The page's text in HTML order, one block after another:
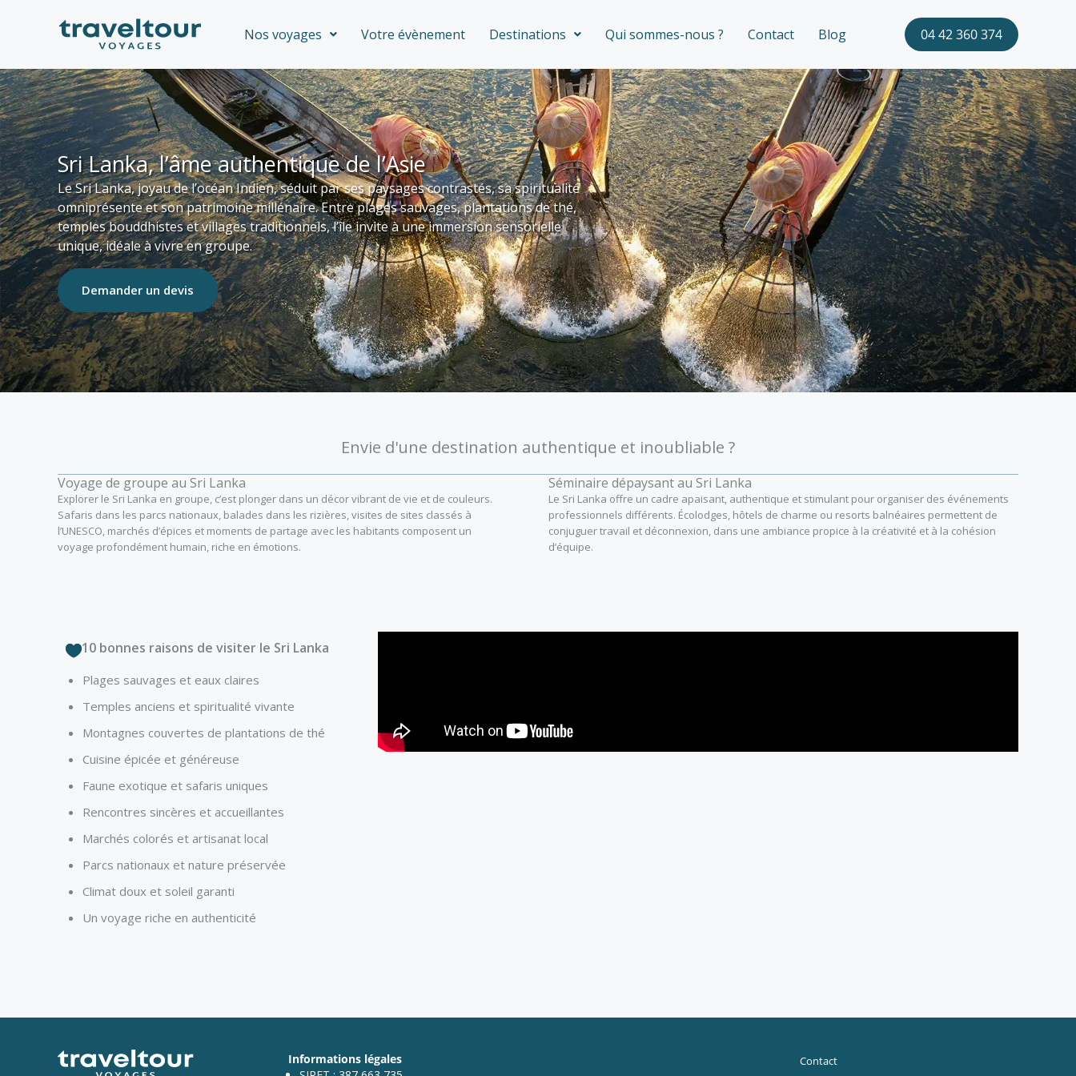
Nos voyages Votre évènement Destinations Qui sommes-nous ? Contact Blog 04 42 360 374
Sri Lanka, l’âme authentique de l’Asie
Le Sri Lanka, joyau de l’océan Indien, séduit par ses paysages contrastés, sa spiritualité
omniprésente et son patrimoine millénaire. Entre plages sauvages, plantations de thé,
temples bouddhistes et villages traditionnels, l’île invite à une immersion sensorielle
unique, idéale à vivre en groupe.
Demander un devis
Envie d'une destination authentique et inoubliable ?
Voyage de groupe au Sri Lanka
Explorer le Sri Lanka en groupe, c’est plonger dans un décor vibrant de vie et de couleurs.
Safaris dans les parcs nationaux, balades dans les rizières, visites de sites classés à
l’UNESCO, marchés d’épices et moments de partage avec les habitants composent un
voyage profondément humain, riche en émotions.
Séminaire dépaysant au Sri Lanka
Le Sri Lanka offre un cadre apaisant, authentique et stimulant pour organiser des événements
professionnels différents. Écolodges, hôtels de charme ou resorts balnéaires permettent de
conjuguer travail et déconnexion, dans une ambiance propice à la créativité et à la cohésion
d’équipe.
10 bonnes raisons de visiter le Sri Lanka
Plages sauvages et eaux claires
Temples anciens et spiritualité vivante
Montagnes couvertes de plantations de thé
Cuisine épicée et généreuse
Faune exotique et safaris uniques
Rencontres sincères et accueillantes
Marchés colorés et artisanat local
Parcs nationaux et nature préservée
Climat doux et soleil garanti
Un voyage riche en authenticité
Informations légales
Contact